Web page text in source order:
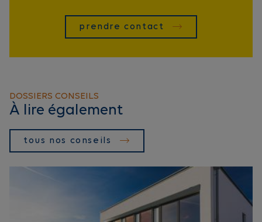
prendre contact
DOSSIERS CONSEILS
À lire également
tous nos conseils